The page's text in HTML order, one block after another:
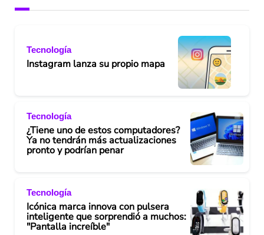
Tecnología
Instagram lanza su propio mapa
Tecnología
¿Tiene uno de estos computadores?
Ya no tendrán más actualizaciones
pronto y podrían penar
Tecnología
Icónica marca innova con pulsera
inteligente que sorprendió a muchos:
"Pantalla increíble"